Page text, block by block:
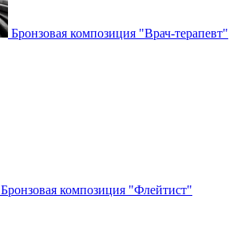
Бронзовая композиция "Врач-терапевт"
Бронзовая композиция "Флейтист"